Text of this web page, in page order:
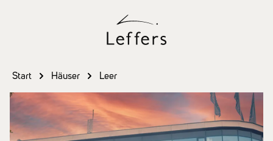
Start Häuser Leer